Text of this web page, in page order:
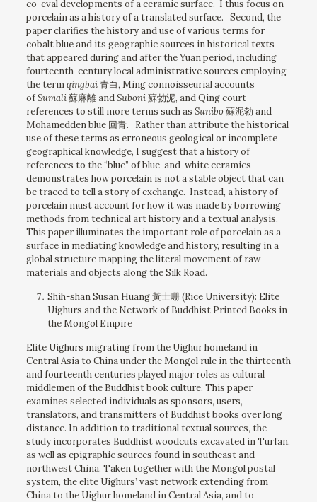
co-eval developments of a ceramic surface. I thus focus on
porcelain as a history of a translated surface. Second, the
paper clarifies the history and use of various terms for
cobalt blue and its geographic sources in historical texts
that appeared during and after the Yuan period, including
fourteenth-century local administrative sources employing
the termqingbai青白, Ming connoisseurial accounts
ofSumali蘇麻離 andSuboni蘇勃泥, and Qing court
references to still more terms such as Sunibo蘇泥勃 and
Mohamedden blue 回青. Rather than attribute the historical
use of these terms as erroneous geological or incomplete
geographical knowledge, I suggest that a history of
references to the “blue” of blue-and-white ceramics
demonstrates how porcelain is not a stable object that can
be traced to tell a story of exchange. Instead, a history of
porcelain must account for how it was made by borrowing
methods from technical art history and a textual analysis.
This paper illuminates the important role of porcelain as a
surface in mediating knowledge and history, resulting in a
global structure mapping the literal movement of raw
materials and objects along the Silk Road.
Shih-shan Susan Huang 黃士珊 (Rice University): Elite
Uighurs and the Network of Buddhist Printed Books in
the Mongol Empire
Elite Uighurs migrating from the Uighur homeland in
Central Asia to China under the Mongol rule in the thirteenth
and fourteenth centuries played major roles as cultural
middlemen of the Buddhist book culture. This paper
examines selected individuals as sponsors, users,
translators, and transmitters of Buddhist books over long
distance. In addition to traditional textual sources, the
study incorporates Buddhist woodcuts excavated in Turfan,
as well as epigraphic sources found in southeast and
northwest China. Taken together with the Mongol postal
system, the elite Uighurs’ vast network extending from
China to the Uighur homeland in Central Asia, and to